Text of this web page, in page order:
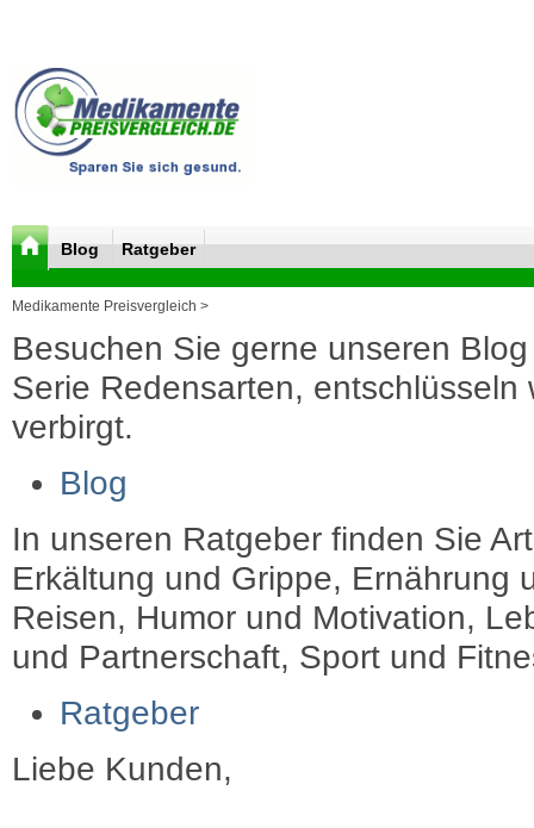
Blog Ratgeber
Medikamente Preisvergleich >
Besuchen Sie gerne unseren
Serie Redensarten, entschlüsseln
verbirgt.
Blog
In unseren Ratgeber finden Sie
Erkältung und Grippe, Ernährung
Reisen, Humor und Motivation,
und Partnerschaft, Sport und
Ratgeber
Liebe Kunden,